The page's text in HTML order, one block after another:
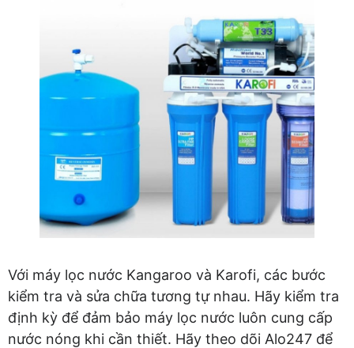
Với máy lọc nước Kangaroo và Karofi, các bước
kiểm tra và sửa chữa tương tự nhau. Hãy kiểm tra
định kỳ để đảm bảo máy lọc nước luôn cung cấp
nước nóng khi cần thiết. Hãy theo dõi Alo247 để